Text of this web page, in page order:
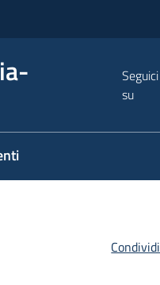
Seguici
su
Condividi